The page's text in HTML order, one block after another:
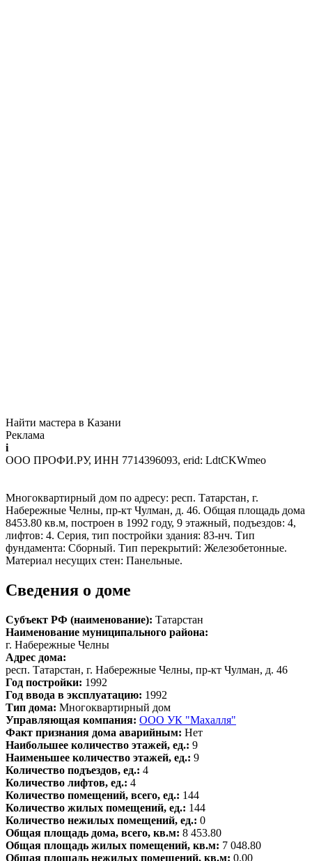
Найти мастера в Казани
Реклама
i
ООО ПРОФИ.РУ, ИНН 7714396093, erid: LdtCKWmeo
Многоквартирный дом по адресу: респ. Татарстан, г.
Набережные Челны, пр-кт Чулман, д. 46. Общая площадь дома
8453.80 кв.м, построен в 1992 году, 9 этажный, подъездов: 4,
лифтов: 4. Серия, тип постройки здания: 83-нч. Тип
фундамента: Сборный. Тип перекрытий: Железобетонные.
Материал несущих стен: Панельные.
Сведения о доме
Субъект РФ (наименование): Татарстан
Наименование муниципального района:
г. Набережные Челны
Адрес дома:
респ. Татарстан, г. Набережные Челны, пр-кт Чулман, д. 46
Год постройки: 1992
Год ввода в эксплуатацию: 1992
Тип дома: Многоквартирный дом
Управляющая компания: ООО УК "Махалля"
Факт признания дома аварийным: Нет
Наибольшее количество этажей, ед.: 9
Наименьшее количество этажей, ед.: 9
Количество подъездов, ед.: 4
Количество лифтов, ед.: 4
Количество помещений, всего, ед.: 144
Количество жилых помещений, ед.: 144
Количество нежилых помещений, ед.: 0
Общая площадь дома, всего, кв.м: 8 453.80
Общая площадь жилых помещений, кв.м: 7 048.80
Общая площадь нежилых помещений, кв.м: 0.00